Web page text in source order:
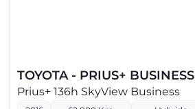
TOYOTA - PRIUS+ BUSINESS
Prius+ 136h SkyView Business